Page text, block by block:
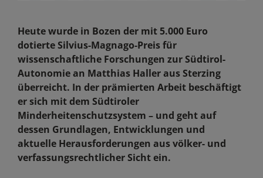
Heute wurde in Bozen der mit 5.000 Euro
dotierte Silvius-Magnago-Preis für
wissenschaftliche Forschungen zur Südtirol-
Autonomie an Matthias Haller aus Sterzing
überreicht. In der prämierten Arbeit beschäftigt
er sich mit dem Südtiroler
Minderheitenschutzsystem – und geht auf
dessen Grundlagen, Entwicklungen und
aktuelle Herausforderungen aus völker- und
verfassungsrechtlicher Sicht ein.